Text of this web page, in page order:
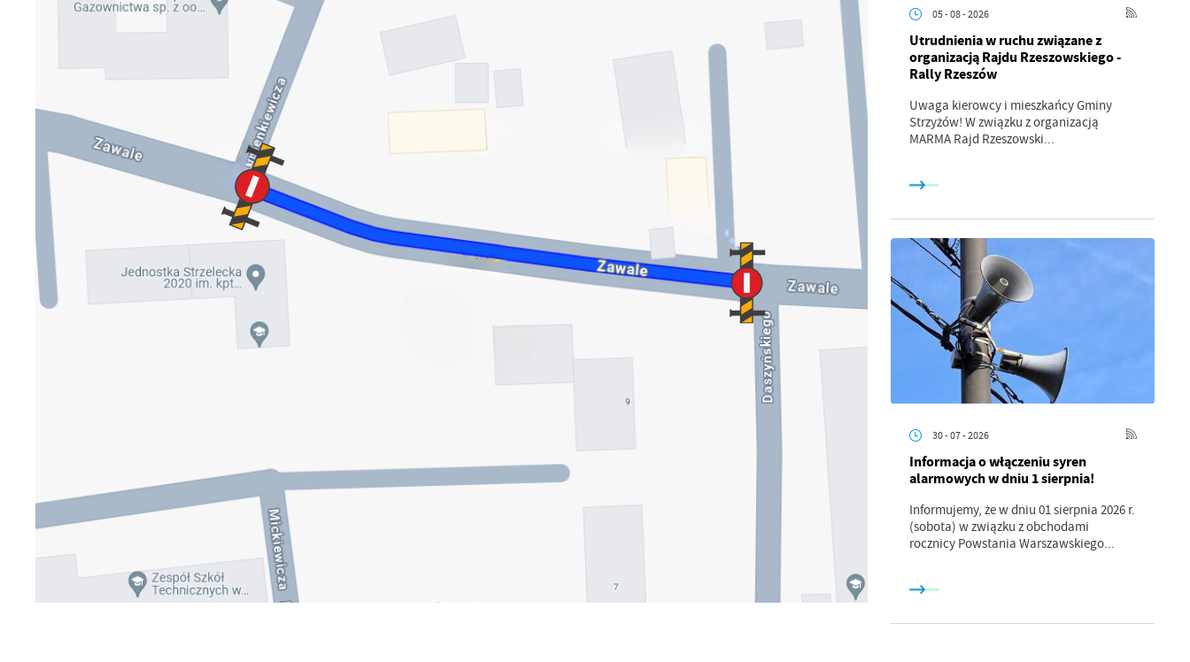
05 - 08 - 2026
Utrudnienia w ruchu związane z
organizacją Rajdu Rzeszowskiego -
Rally Rzeszów
Uwaga kierowcy i mieszkańcy Gminy
Strzyżów! W związku z organizacją
MARMA Rajd Rzeszowski...
30 - 07 - 2026
Informacja o włączeniu syren
alarmowych w dniu 1 sierpnia!
Informujemy, że w dniu 01 sierpnia 2026 r.
(sobota) w związku z obchodami
rocznicy Powstania Warszawskiego...
Szanujemy Twoją prywatność. Możesz zmienić ustawienia cookies lub zaakceptować je
wszystkie. W dowolnym momencie możesz dokonać zmiany swoich ustawień.
Niezbędne
Niezbędne pliki cookies służą do prawidłowego funkcjonowania strony internetowej i
umożliwiają Ci komfortowe korzystanie z oferowanych przez nas usług.